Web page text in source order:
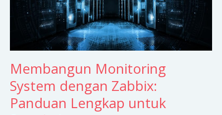
Membangun Monitoring
System dengan Zabbix:
Panduan Lengkap untuk
untuk
Sysadmin